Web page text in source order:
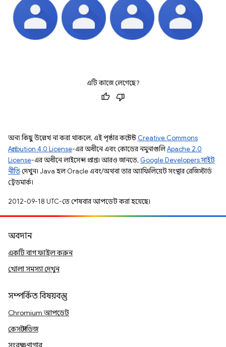
এটি কাজে লেগেছে?
অন্য কিছু উল্লেখ না করা থাকলে, এই পৃষ্ঠার কন্টেন্ট Creative Commons
Attribution 4.0 License-এর অধীনে এবং কোডের নমুনাগুলিApache 2.0
License-এর অধীনে লাইসেন্স প্রাপ্ত। আরও জানতে, Google Developers সাইট
নীতিদেখুন। Java হল Oracle এবং/অথবা তার অ্যাফিলিয়েট সংস্থার রেজিস্টার্ড
ট্রেডমার্ক।
2012-09-18 UTC-তে শেষবার আপডেট করা হয়েছে।
অবদান
একটি বাগ ফাইল করুন
খোলা সমস্যা দেখুন
সম্পর্কিত বিষয়বস্তু
Chromium আপডেট
কেস স্টাডিজ